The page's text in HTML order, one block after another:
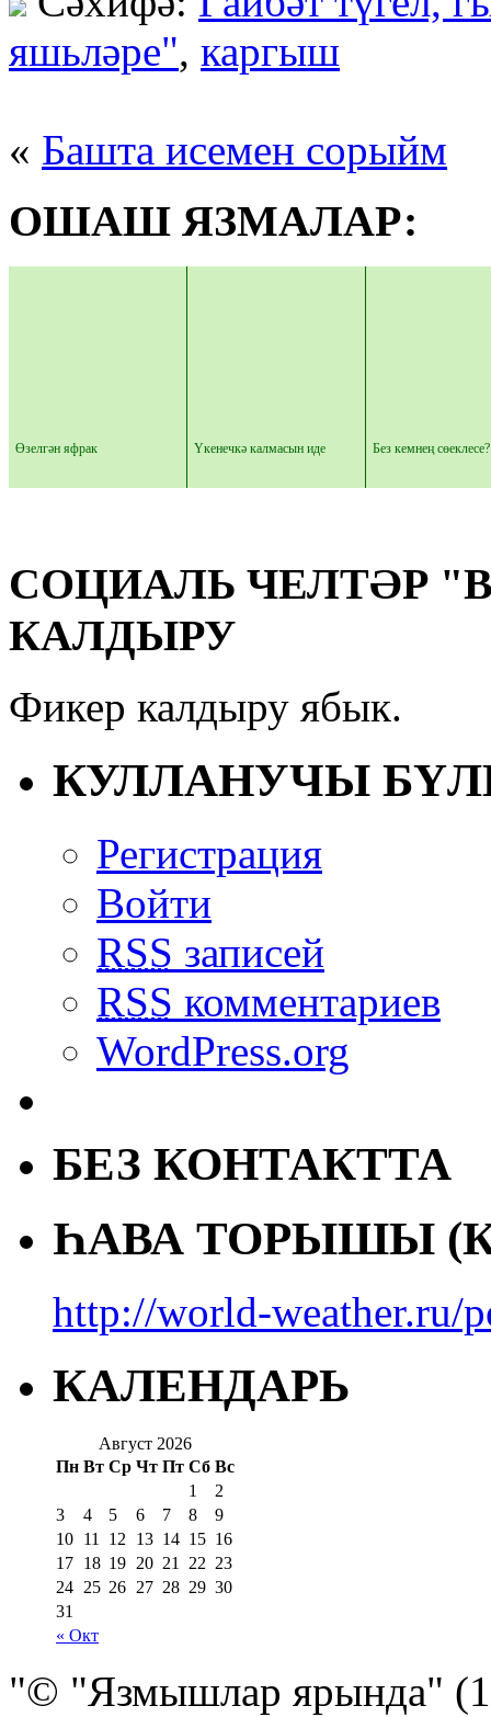
яшьләре", каргыш
« Башта исемен сорыйм
ОШАШ ЯЗМАЛАР:
Өзелгән яфрак Үкенечкә калмасын иде Без кемнең сөеклесе?
СОЦИАЛЬ ЧЕЛТӘР
КАЛДЫРУ
Фикер калдыру ябык.
КУЛЛАНУЧЫ
Регистрация
Войти
RSS записей
RSS комментариев
WordPress.org
БЕЗ КОНТАКТТА
ҺАВА ТОРЫШЫ
http://world-weather.ru/
КАЛЕНДАРЬ
Август 2026
Пн Вт Ср Чт Пт Сб Вс
« Окт
1
2
3
4 5 6 7 8
9
10 11 12 13 14 15 16
17 18 19 20 21 22 23
24 25 26 27 28 29 30
31
"© "Язмышлар ярында"